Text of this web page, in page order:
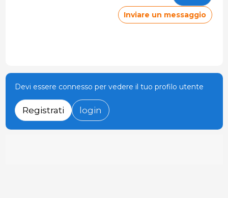
Inviare un messaggio
Devi essere connesso per vedere il tuo profilo utente
Registrati login